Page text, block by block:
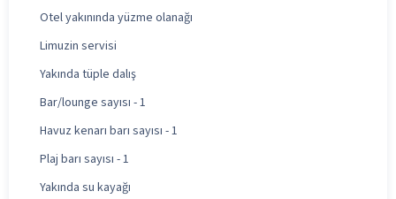
Otel yakınında yüzme olanağı
Limuzin servisi
Yakında tüple dalış
Bar/lounge sayısı - 1
Havuz kenarı barı sayısı - 1
Plaj barı sayısı - 1
Yakında su kayağı